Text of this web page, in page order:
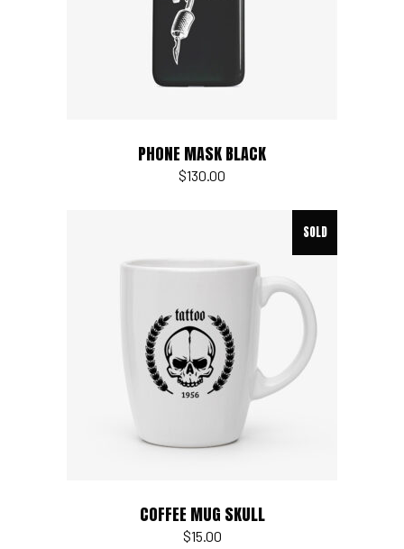
PHONE MASK BLACK
$130.00
SOLD
Read more
COFFEE MUG SKULL
$15.00